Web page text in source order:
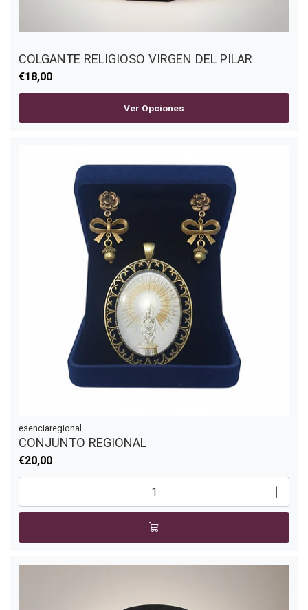
COLGANTE RELIGIOSO VIRGEN DEL PILAR
€18,00
Ver Opciones
esenciaregional
CONJUNTO REGIONAL
€20,00
- +